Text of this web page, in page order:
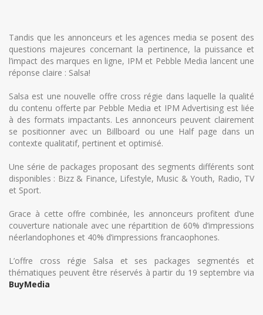
Tandis que les annonceurs et les agences media se posent des
questions majeures concernant la pertinence, la puissance et
l’impact des marques en ligne, IPM et Pebble Media lancent une
réponse claire : Salsa!
Salsa est une nouvelle offre cross régie dans laquelle la qualité
du contenu offerte par Pebble Media et IPM Advertising est liée
à des formats impactants. Les annonceurs peuvent clairement
se positionner avec un Billboard ou une Half page dans un
contexte qualitatif, pertinent et optimisé.
Une série de packages proposant des segments différents sont
disponibles : Bizz & Finance, Lifestyle, Music & Youth, Radio, TV
et Sport.
Grace à cette offre combinée, les annonceurs profitent d’une
couverture nationale avec une répartition de 60% d’impressions
néerlandophones et 40% d’impressions francaophones.
L’offre cross régie Salsa et ses packages segmentés et
thématiques peuvent être réservés à partir du 19 septembre via
BuyMedia